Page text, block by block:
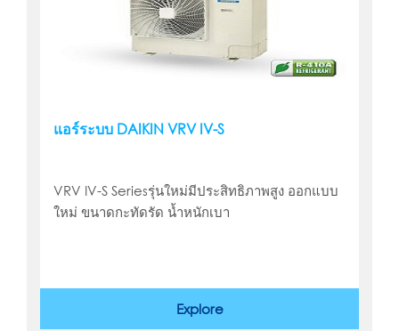
แอร์ระบบ DAIKIN VRV IV-S
VRV IV-S Seriesรุ่นใหม่มีประสิทธิภาพสูง ออกแบบ
ใหม่ ขนาดกะทัดรัด น้ำหนักเบา
Explore